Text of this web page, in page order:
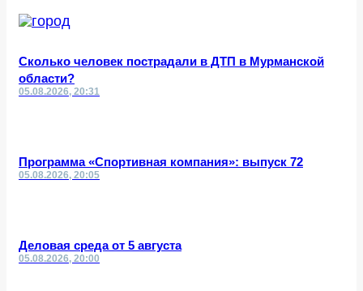
Сколько человек пострадали в ДТП в Мурманской
области?
05.08.2026, 20:31
Программа «Спортивная компания»: выпуск 72
05.08.2026, 20:05
Деловая среда от 5 августа
05.08.2026, 20:00